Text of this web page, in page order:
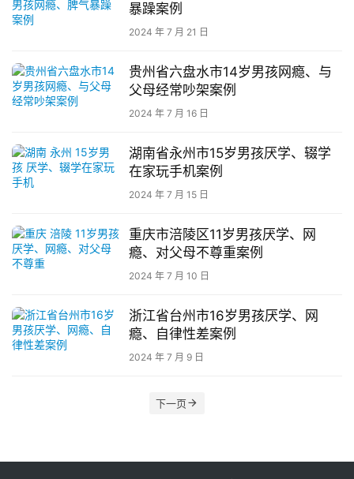
教
中
心
长
中
心
全
国
青
年
叛
逆
暴躁案例
2024 年 7 月 21 日
贵州省六盘水市14岁男孩网瘾、与
父母经常吵架案例
2024 年 7 月 16 日
湖南省永州市15岁男孩厌学、辍学
在家玩手机案例
2024 年 7 月 15 日
重庆市涪陵区11岁男孩厌学、网
瘾、对父母不尊重案例
2024 年 7 月 10 日
浙江省台州市16岁男孩厌学、网
瘾、自律性差案例
2024 年 7 月 9 日
下一页